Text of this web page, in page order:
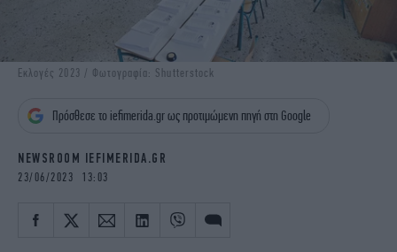
GREEN
iAUTOKINITO
iOPINIONS
OSCARS
THE OCEAN
Εκλογές 2023 / Φωτογραφία: Shutterstock
Πρόσθεσε το iefimerida.gr ως προτιμώμενη πηγή στη Google
NEWSROOM IEFIMERIDA.GR
23/06/2023 13:03